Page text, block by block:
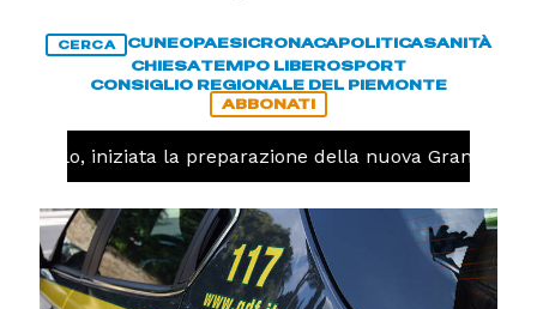
CERCA CUNEOPAESICRONACAPOLITICASANITÀ
CHIESATEMPO LIBEROSPORT
CONSIGLIO REGIONALE DEL PIEMONTE
ABBONATI
iniziata la preparazione della nuova Granda Volley